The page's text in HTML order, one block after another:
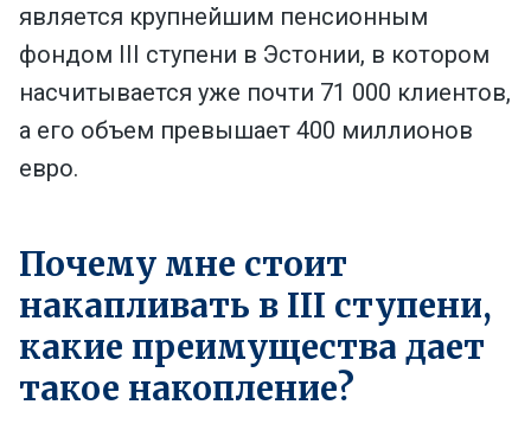
является крупнейшим пенсионным
фондом III ступени в Эстонии, в котором
насчитывается уже почти 71 000 клиентов,
а его объем превышает 400 миллионов
евро.
Почему мне стоит
накапливать в III ступени,
какие преимущества дает
такое накопление?